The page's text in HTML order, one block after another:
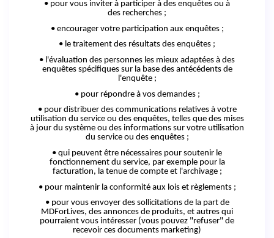
• pour vous inviter à participer à des enquêtes ou à
des recherches ;
• encouragervotre participation aux enquêtes ;
• le traitement des résultats des enquêtes ;
• l'évaluation des personnes les mieux adaptées à des
enquêtes spécifiques sur la base des antécédents de
l'enquête ;
• pour répondre à vos demandes ;
• pour distribuer des communications relatives à votre
utilisation du service ou des enquêtes, telles que des mises
à jour du système ou des informations sur votre utilisation
du service ou des enquêtes ;
• qui peuvent être nécessaires pour soutenir le
fonctionnement du service, par exemple pour la
facturation, la tenue de compte et l'archivage ;
• pour maintenir la conformité aux lois et règlements ;
• pour vous envoyer des sollicitations de la part de
MDForLives, des annonces de produits, et autres qui
pourraient vous intéresser (vous pouvez "refuser" de
recevoir ces documents marketing)